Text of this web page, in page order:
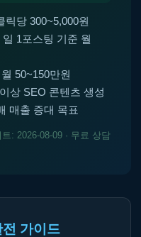
릭당 300~5,000원
1포스팅 기준 월
50~150만원
상 SEO 콘텐츠 생성
매출 증대 목표
트: 2026-08-09 · 무료 상담
가이드